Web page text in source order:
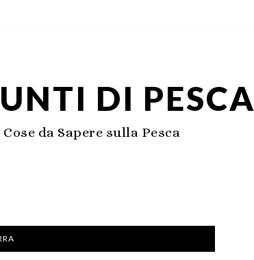
DI PESCA
Cose da Sapere sulla Pesca